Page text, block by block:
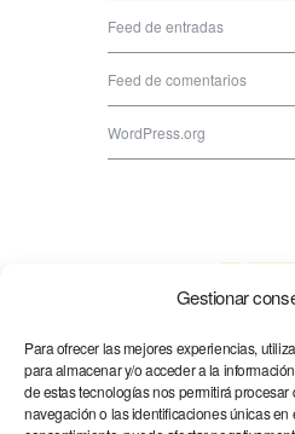
Gestionar
Para ofrecer las mejores experiencias,
para almacenar y/o acceder a la
de estas tecnologías nos permitirá
navegación o las identificaciones únicas en
Feed de entradas
Feed de comentarios
WordPress.org